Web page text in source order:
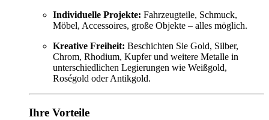
Individuelle Projekte: Fahrzeugteile, Schmuck,
Möbel, Accessoires, große Objekte – alles möglich.
Kreative Freiheit: Beschichten Sie Gold, Silber,
Chrom, Rhodium, Kupfer und weitere Metalle in
unterschiedlichen Legierungen wie Weißgold,
Roségold oder Antikgold.
Ihre Vorteile